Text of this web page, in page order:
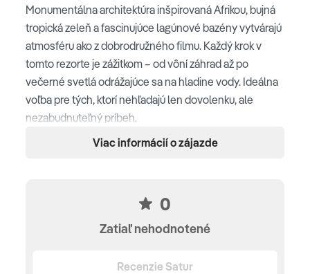
Monumentálna architektúra inšpirovaná Afrikou, bujná
tropická zeleň a fascinujúce lagúnové bazény vytvárajú
atmosféru ako z dobrodružného filmu. Každý krok v
tomto rezorte je zážitkom – od vôní záhrad až po
večerné svetlá odrážajúce sa na hladine vody. Ideálna
voľba pre tých, ktorí nehľadajú len dovolenku, ale
nezabudnuteľný príbeh.
pláže • nákupné možnosti, reštaurácie a bary cca 100 m
Viac informácií o zájazde
0
Zatiaľ nehodnotené
Recenzie Satur